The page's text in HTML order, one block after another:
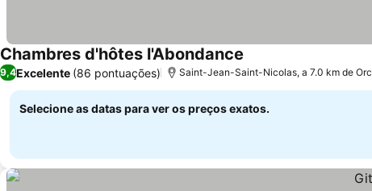
Chambres d'hôtes l'Abondance
9,4Excelente (86 pontuações) Saint-Jean-Saint-Nicolas, a 7.0 km de
Selecione as datas para ver os preços exatos.